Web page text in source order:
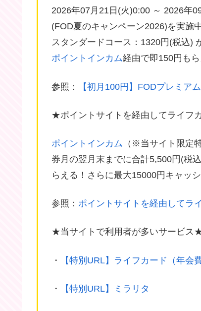
2026年07月21日(火)0:00 ～ 2026年
(FOD夏のキャンペーン2026)を実施中
スタンダードコース：1320円(税込)
ポイントインカム経由で即150円もら
参照： 【初月100円】FODプレミア
★ポイントサイトを経由してライフ
ポイントインカム （※当サイト限定
券月の翌月末までに合計5,500円(税
らえる！さらに最大15000円キャッ
参照： ポイントサイトを経由してラ
★当サイトで利用者が多いサービス
・ 【特別URL】ライフカード（年会
・ 【特別URL】ミラリタ